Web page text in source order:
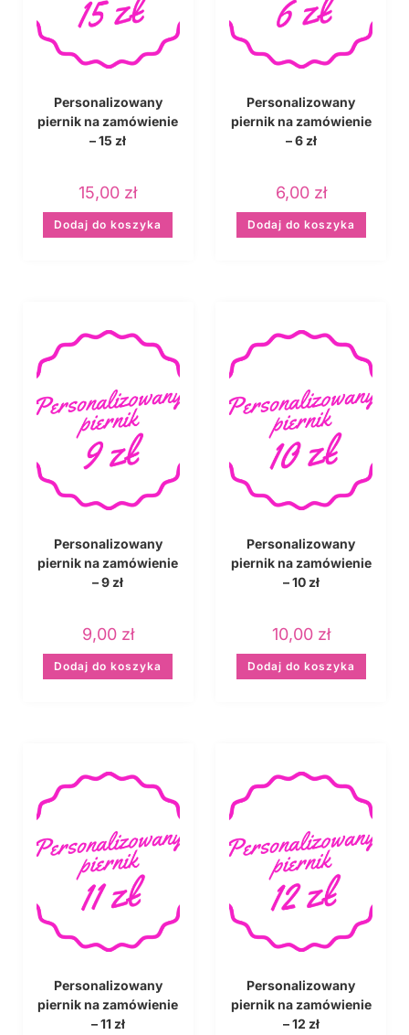
Personalizowany
piernik na zamówienie
– 15 zł
15,00 zł
Dodaj do koszyka
Personalizowany
piernik na zamówienie
– 6 zł
6,00 zł
Dodaj do koszyka
Personalizowany
piernik na zamówienie
– 9 zł
9,00 zł
Dodaj do koszyka
Personalizowany
piernik na zamówienie
– 10 zł
10,00 zł
Dodaj do koszyka
Personalizowany
piernik na zamówienie
– 11 zł
Personalizowany
piernik na zamówienie
– 12 zł